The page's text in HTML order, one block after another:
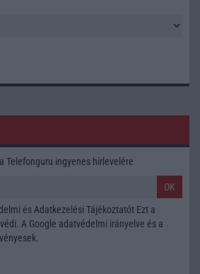
Telefonguru ingyenes hírlevelére
OK
és Adatkezelési Tájékoztatót Ezt a
A Google adatvédelmi irányelve és a